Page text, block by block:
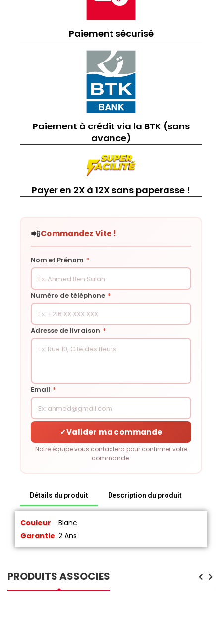
Paiement sécurisé
Paiement à crédit via la BTK (sans
avance)
Payer en 2X à 12X sans paperasse !
📲Commandez Vite !
Nom et Prénom *
Numéro de téléphone *
Adresse de livraison *
Email *
✓Valider ma commande
Notre équipe vous contactera pour confirmer votre
commande.
Détails du produit Description du produit
Couleur
Blanc
Garantie 2 Ans
PRODUITS ASSOCIÉS